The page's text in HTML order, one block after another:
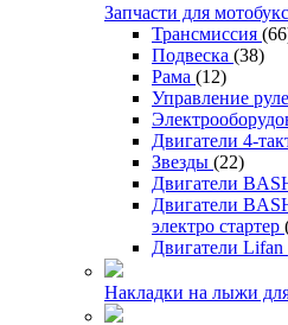
Запчасти для
Трансмиссия
Подвеска (38)
Рама (12)
Управление
Двигатели 4-
Звезды (22)
Двигатели
Двигатели
электро стартер
Двигатели Lifan
Накладки на лыжи